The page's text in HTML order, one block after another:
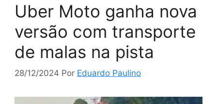
Uber Moto ganha nova
versão com transporte
de malas na pista
28/12/2024 Por Eduardo Paulino